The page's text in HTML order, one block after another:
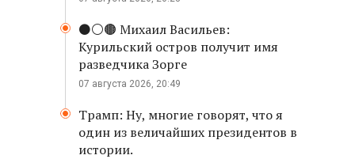
⚫️⚪️🟤 Михаил Васильев:
Курильский остров получит имя
разведчика Зорге
07 августа 2026, 20:49
Трамп: Ну, многие говорят, что я
один из величайших президентов в
истории.